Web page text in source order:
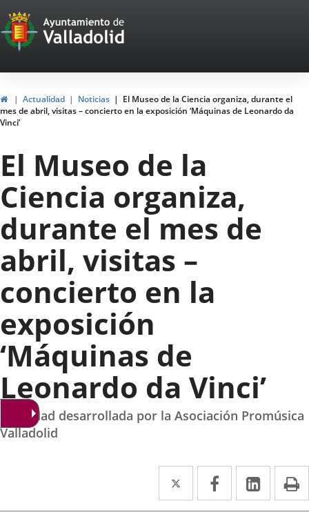
Portal
Web
del
Ayuntamiento
de
Valladolid
HomeActualidad Noticias
El Museo de la Ciencia organiza, durante el
mes de abril, visitas – concierto en la exposición ‘Máquinas de Leonardo da
Vinci’
El Museo de la
Ciencia organiza,
durante el mes de
abril, visitas –
concierto en la
exposición
‘Máquinas de
Leonardo da Vinci’
Actividad desarrollada por la Asociación Promúsica
Valladolid
Twitter
Enlace
a
Facebook
Enlace
a
Enlace
a